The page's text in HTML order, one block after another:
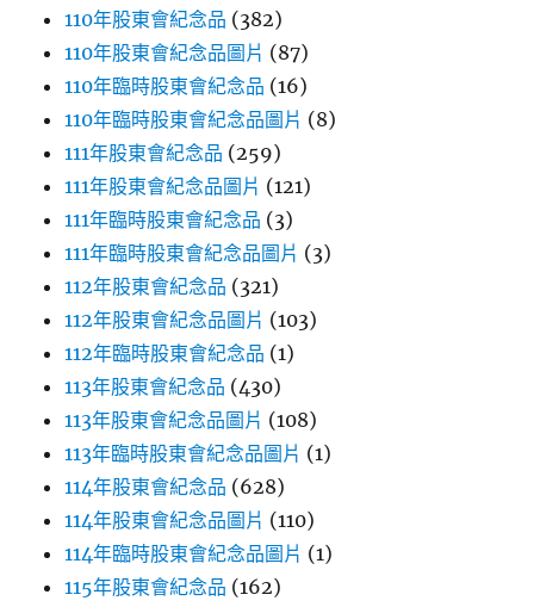
110年股東會紀念品 (382)
110年股東會紀念品圖片 (87)
110年臨時股東會紀念品 (16)
110年臨時股東會紀念品圖片 (8)
111年股東會紀念品 (259)
111年股東會紀念品圖片 (121)
111年臨時股東會紀念品 (3)
111年臨時股東會紀念品圖片 (3)
112年股東會紀念品 (321)
112年股東會紀念品圖片 (103)
112年臨時股東會紀念品 (1)
113年股東會紀念品 (430)
113年股東會紀念品圖片 (108)
113年臨時股東會紀念品圖片 (1)
114年股東會紀念品 (628)
114年股東會紀念品圖片 (110)
114年臨時股東會紀念品圖片 (1)
115年股東會紀念品 (162)